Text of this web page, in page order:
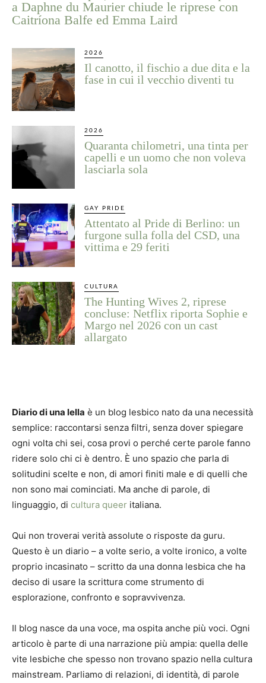
a Daphne du Maurier chiude le riprese con
Caitríona Balfe ed Emma Laird
2026
Il canotto, il fischio a due dita e la
fase in cui il vecchio diventi tu
2026
Quaranta chilometri, una tinta per
capelli e un uomo che non voleva
lasciarla sola
GAY PRIDE
Attentato al Pride di Berlino: un
furgone sulla folla del CSD, una
vittima e 29 feriti
CULTURA
The Hunting Wives 2, riprese
concluse: Netflix riporta Sophie e
Margo nel 2026 con un cast
allargato
Diario di una lella è un blog lesbico nato da una necessità
semplice: raccontarsi senza filtri, senza dover spiegare
ogni volta chi sei, cosa provi o perché certe parole fanno
ridere solo chi ci è dentro. È uno spazio che parla di
solitudini scelte e non, di amori finiti male e di quelli che
non sono mai cominciati. Ma anche di parole, di
linguaggio, di cultura queer italiana.
Qui non troverai verità assolute o risposte da guru.
Questo è un diario – a volte serio, a volte ironico, a volte
proprio incasinato – scritto da una donna lesbica che ha
deciso di usare la scrittura come strumento di
esplorazione, confronto e sopravvivenza.
Il blog nasce da una voce, ma ospita anche più voci. Ogni
articolo è parte di una narrazione più ampia: quella delle
vite lesbiche che spesso non trovano spazio nella cultura
mainstream. Parliamo di relazioni, di identità, di parole